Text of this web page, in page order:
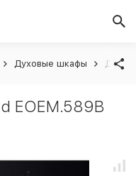
Духовые шкафы
EOEM.589B